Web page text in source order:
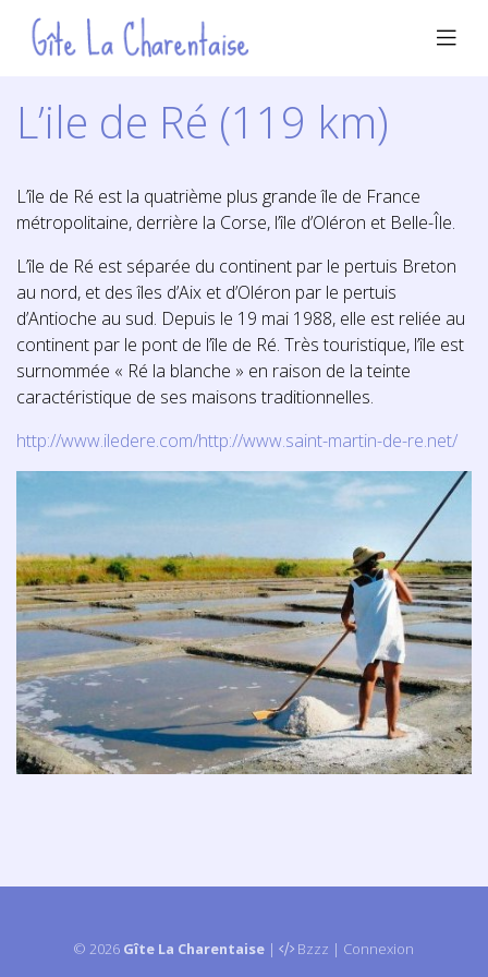
L’ile de Ré (119 km)
L’île de Ré est la quatrième plus grande île de France
métropolitaine, derrière la Corse, l’île d’Oléron et Belle-Île.
L’île de Ré est séparée du continent par le pertuis Breton
au nord, et des îles d’Aix et d’Oléron par le pertuis
d’Antioche au sud. Depuis le 19 mai 1988, elle est reliée au
continent par le pont de l’île de Ré. Très touristique, l’île est
surnommée « Ré la blanche » en raison de la teinte
caractéristique de ses maisons traditionnelles.
http://www.iledere.com/http://www.saint-martin-de-re.net/
© 2026 Gîte La Charentaise | Bzzz | Connexion